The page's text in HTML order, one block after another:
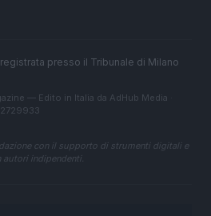
presso il Tribunale di Milano
— Edito in Italia da AdHub Media
2729933
con il supporto di strumenti digitali e
autori indipendenti.